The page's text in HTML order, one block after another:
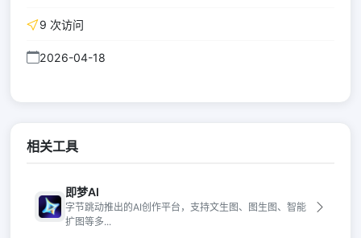
9 次访问
2026-04-18
相关工具
即梦AI
字节跳动推出的AI创作平台，支持文生图、图生图、智能
扩图等多...